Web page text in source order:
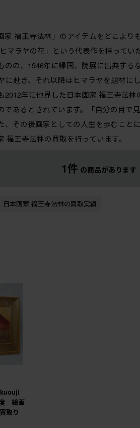
家 福王寺法林」のアイテムをどこよ
マラヤの花」という代表作を持って
のの、1946年に帰国、院展に出典する
に赴き、それ以降はヒマラヤを題材に
2012年に他界した日本画家 福王寺法
であるとされています。「自分の目で
、その後画家としての人生を歩むこと
福王寺法林の買取を行っています。
1件 の商品があります
日本画家 福王寺法林の買取実績
絵画
取り